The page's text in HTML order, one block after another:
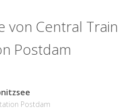
von Central Train
Postdam
Postdam